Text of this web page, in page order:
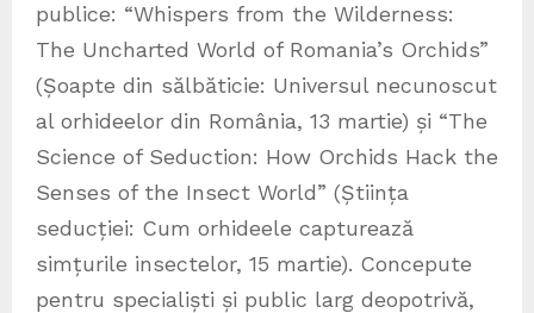
publice: “Whispers from the Wilderness:
The Uncharted World of Romania’s Orchids”
(Șoapte din sălbăticie: Universul necunoscut
al orhideelor din România, 13 martie) și “The
Science of Seduction: How Orchids Hack the
Senses of the Insect World” (Știința
seducției: Cum orhideele capturează
simțurile insectelor, 15 martie). Concepute
pentru specialiști și public larg deopotrivă,